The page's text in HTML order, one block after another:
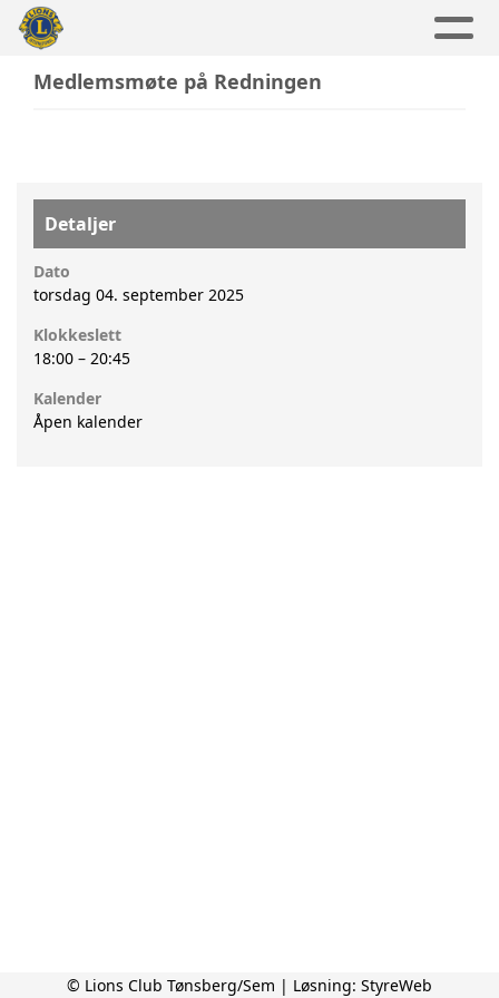
Medlemsmøte på Redningen
Detaljer
Dato
torsdag 04. september 2025
Klokkeslett
18:00 – 20:45
Kalender
Åpen kalender
© Lions Club Tønsberg/Sem | Løsning: StyreWeb